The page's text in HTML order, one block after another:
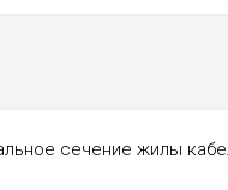
сечение жилы